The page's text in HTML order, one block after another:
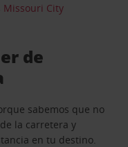
Missouri City
de
sabemos que no
la carretera y
en tu destino.